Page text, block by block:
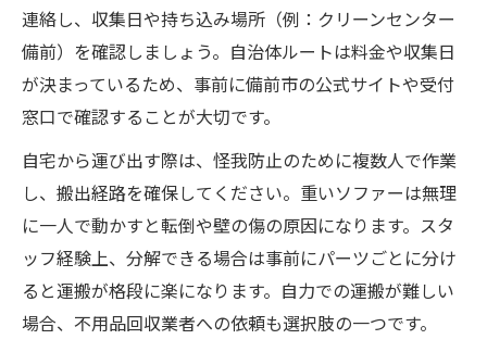
連絡し、収集日や持ち込み場所（例：クリーンセンター
備前）を確認しましょう。自治体ルートは料金や収集日
が決まっているため、事前に備前市の公式サイトや受付
窓口で確認することが大切です。
自宅から運び出す際は、怪我防止のために複数人で作業
し、搬出経路を確保してください。重いソファーは無理
に一人で動かすと転倒や壁の傷の原因になります。スタ
ッフ経験上、分解できる場合は事前にパーツごとに分け
ると運搬が格段に楽になります。自力での運搬が難しい
場合、不用品回収業者への依頼も選択肢の一つです。